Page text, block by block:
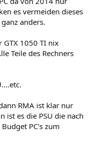
es vermeiden dieses
anders.
GTX 1050 TI nix
Teile des Rechners
RMA ist klar nur
ist es die PSU die nach
PC's zum